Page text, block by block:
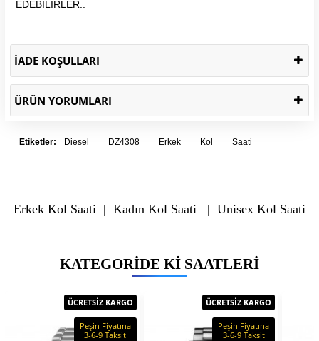
EDEBİLİRLER..
İADE KOŞULLARI
ÜRÜN YORUMLARI
Etiketler: Diesel DZ4308 Erkek Kol Saati
Erkek Kol Saati | Kadın Kol Saati | Unisex Kol Saati
KATEGORIDE KI SAATLERI
ÜCRETSİZ KARGO
Peşin Fiyatına
3-6-9 Taksit
ÜCRETSİZ KARGO
Peşin Fiyatına
3-6-9 Taksit